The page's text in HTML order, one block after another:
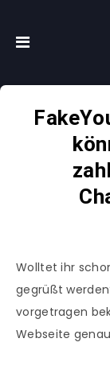
Wolltet ihr
gegrüßt
vorgetragen
Webseite